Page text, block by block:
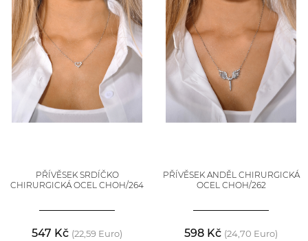
PŘÍVĚSEK SRDÍČKO
CHIRURGICKÁ OCEL CHOH/264
547 Kč (22,59 Euro)
PŘÍVĚSEK ANDĚL CHIRURGICKÁ
OCEL CHOH/262
598 Kč (24,70 Euro)